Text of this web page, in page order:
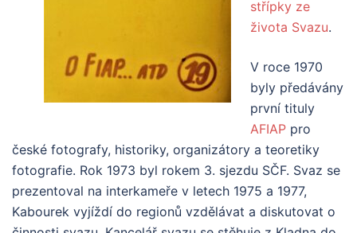
střípky ze
života Svazu.
V roce 1970
byly předávány
první tituly
AFIAP pro
české fotografy, historiky, organizátory a teoretiky
fotografie. Rok 1973 byl rokem 3. sjezdu SČF. Svaz se
prezentoval na interkameře v letech 1975 a 1977,
Kabourek vyjíždí do regionů vzdělávat a diskutovat o